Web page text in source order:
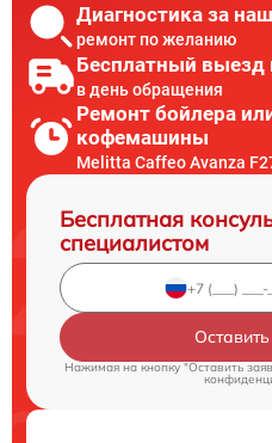
Диагностика за
ремонт по желанию
Бесплатный выезд
в день обращения
Ремонт бойлера
кофемашины
Melitta Caffeo Avanza
Бесплатная
специалистом
Нажимая на кнопку "Оставить